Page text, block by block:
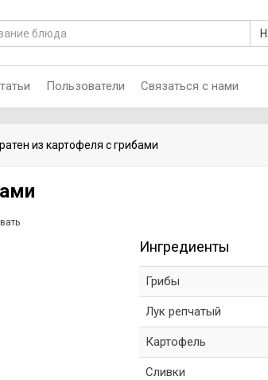
Пользователи Связаться с нами
из картофеля с грибами
Ингредиенты
Грибы
Лук репчатый
Картофель
Сливки